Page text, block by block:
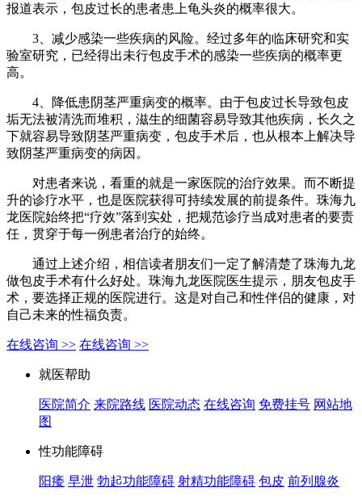
报道表示，包皮过长的患者患上龟头炎的概率很大。
3、减少感染一些疾病的风险。经过多年的临床研究和实
验室研究，已经得出未行包皮手术的感染一些疾病的概率更
高。
4、降低患阴茎严重病变的概率。由于包皮过长导致包皮
垢无法被清洗而堆积，滋生的细菌容易导致其他疾病，长久之
下就容易导致阴茎严重病变，包皮手术后，也从根本上解决导
致阴茎严重病变的病因。
对患者来说，看重的就是一家医院的治疗效果。而不断提
升的诊疗水平，也是医院获得可持续发展的前提条件。珠海九
龙医院始终把“疗效”落到实处，把规范诊疗当成对患者的要责
任，贯穿于每一例患者治疗的始终。
通过上述介绍，相信读者朋友们一定了解清楚了珠海九龙
做包皮手术有什么好处。珠海九龙医院医生提示，朋友包皮手
术，要选择正规的医院进行。这是对自己和性伴侣的健康，对
自己未来的性福负责。
在线咨询 >> 在线咨询 >>
就医帮助
医院简介 来院路线 医院动态 在线咨询 免费挂号 网站地
图
性功能障碍
阳痿 早泄 勃起功能障碍 射精功能障碍 包皮 前列腺炎